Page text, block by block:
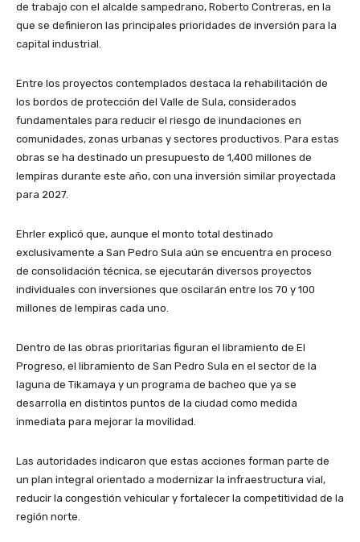
de trabajo con el alcalde sampedrano, Roberto Contreras, en la
que se definieron las principales prioridades de inversión para la
capital industrial.
Entre los proyectos contemplados destaca la rehabilitación de
los bordos de protección del Valle de Sula, considerados
fundamentales para reducir el riesgo de inundaciones en
comunidades, zonas urbanas y sectores productivos. Para estas
obras se ha destinado un presupuesto de 1,400 millones de
lempiras durante este año, con una inversión similar proyectada
para 2027.
Ehrler explicó que, aunque el monto total destinado
exclusivamente a San Pedro Sula aún se encuentra en proceso
de consolidación técnica, se ejecutarán diversos proyectos
individuales con inversiones que oscilarán entre los 70 y 100
millones de lempiras cada uno.
Dentro de las obras prioritarias figuran el libramiento de El
Progreso, el libramiento de San Pedro Sula en el sector de la
laguna de Tikamaya y un programa de bacheo que ya se
desarrolla en distintos puntos de la ciudad como medida
inmediata para mejorar la movilidad.
Las autoridades indicaron que estas acciones forman parte de
un plan integral orientado a modernizar la infraestructura vial,
reducir la congestión vehicular y fortalecer la competitividad de la
región norte.